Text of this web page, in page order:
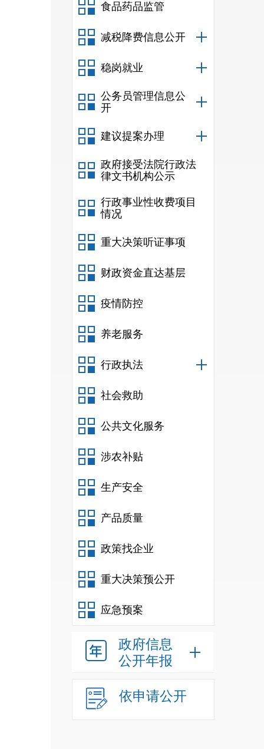
食品药品监管
减税降费信息公开
稳岗就业
公务员管理信息公
开
建议提案办理
政府接受法院行政法
律文书机构公示
行政事业性收费项目
情况
重大决策听证事项
财政资金直达基层
疫情防控
养老服务
行政执法
社会救助
公共文化服务
涉农补贴
生产安全
产品质量
政策找企业
重大决策预公开
应急预案
政府信息
公开年报
依申请公开